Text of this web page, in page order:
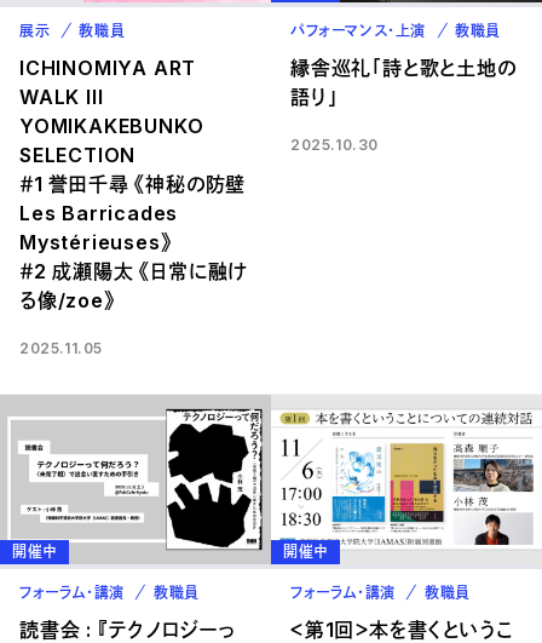
展示 教職員
ICHINOMIYA ART
WALK III
YOMIKAKEBUNKO
SELECTION
＃1 誉田千尋 《神秘の防壁
Les Barricades
Mystérieuses》
＃2 成瀬陽太 《日常に融け
る像/zoe》
2025.11.05
パフォーマンス・上演 教職員
縁舎巡礼「詩と歌と土地の
語り」
2025.10.30
開催中
フォーラム・講演 教職員
読書会 : 『テクノロジーっ
開催中
フォーラム・講演 教職員
＜第1回＞本を書くというこ